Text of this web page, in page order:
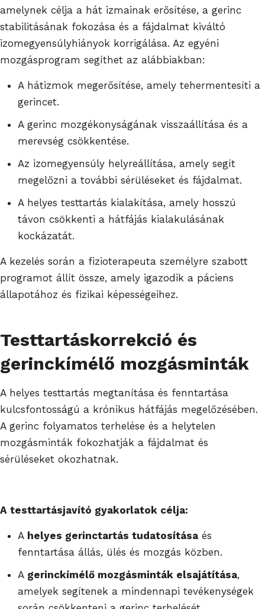
amelynek célja a hát izmainak erősítése, a gerinc
stabilitásának fokozása és a fájdalmat kiváltó
izomegyensúlyhiányok korrigálása. Az egyéni
mozgásprogram segíthet az alábbiakban:
A hátizmok megerősítése, amely tehermentesíti a
gerincet.
A gerinc mozgékonyságának visszaállítása és a
merevség csökkentése.
Az izomegyensúly helyreállítása, amely segít
megelőzni a további sérüléseket és fájdalmat.
A helyes testtartás kialakítása, amely hosszú
távon csökkenti a hátfájás kialakulásának
kockázatát.
A kezelés során a fizioterapeuta személyre szabott
programot állít össze, amely igazodik a páciens
állapotához és fizikai képességeihez.
Testtartáskorrekció és
gerinckímélő mozgásminták
A helyes testtartás megtanítása és fenntartása
kulcsfontosságú a krónikus hátfájás megelőzésében.
A gerinc folyamatos terhelése és a helytelen
mozgásminták fokozhatják a fájdalmat és
sérüléseket okozhatnak.
A testtartásjavító gyakorlatok célja:
A helyes gerinctartás tudatosítása és
fenntartása állás, ülés és mozgás közben.
A gerinckímélő mozgásminták elsajátítása,
amelyek segítenek a mindennapi tevékenységek